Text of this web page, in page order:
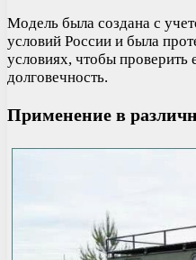
Модель была создана с
условий России и была
условиях, чтобы проверить
долговечность.
Применение в